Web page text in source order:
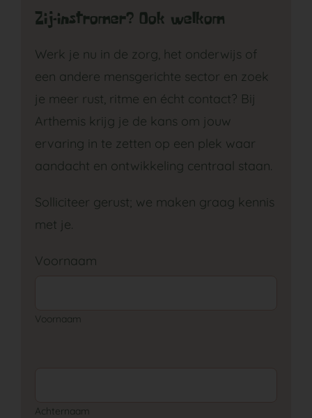
Zij-instromer? Ook welkom
Werk je nu in de zorg, het onderwijs of
een andere mensgerichte sector en zoek
je meer rust, ritme en écht contact? Bij
Arthemis krijg je de kans om jouw
ervaring in te zetten op een plek waar
aandacht en ontwikkeling centraal staan.
Solliciteer gerust; we maken graag kennis
met je.
Sollicitatie
Voornaam
Voornaam
Achternaam